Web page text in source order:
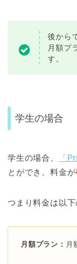
後から
月額プ
す。
学生の場合
学生の場合、 「
とができ、料金が
つまり料金は以下
月額プラン： 月